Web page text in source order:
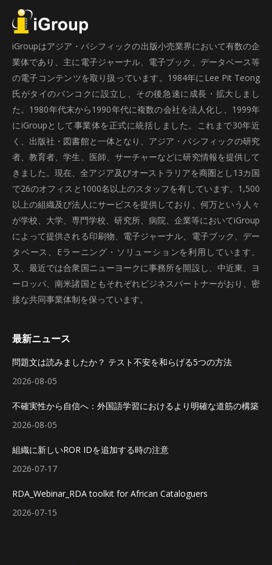
iGroupはアジア・パシフィックの出版小売業界において有数の企
業体であり、主に電子ジャーナル、電子ブック、データベース等
の電子コンテンツを取り扱っています。1984年にLee Pit Teong
氏がタイのバンコクに設立し、その後急速に成長・拡大しまし
た。1980年代末から1990年代に複数の会社を法人化し、1999年
にiGroupとして事業体を正式に統括しました。これまで30年近
く、出版社・図書館と一体となり、アジア・パシフィックの研究
者、教育者、学生、医師、サーチャーなどに研究情報を提供して
きました。現在、全アジア及びオーストラリアを商圏とし13カ国
で26のオフィスと1000名以上のスタッフを有しています。1,500
以上の組織及び法人にサービスを提供しており、何万という人々
が学校、大学、専門学校、研究所、病院、企業等においてiGroup
によって提供される印刷物、電子ジャーナル、電子ブック、デー
タベース、Eラーニング・ソリューションを利用しています。
又、最近では合衆国ニューヨークに事務所を開設し、中近東、ヨ
ーロッパ、南米諸国ともそれぞれビジネスパートナーがおり、密
接な共同事業体制を保っています。
最新ニュース
問題文は読みましたか？ テスト不安を和らげる5つの方法
2026-08-05
不確実性から自信へ：外国語学習におけるより明確な道筋の構築
2026-08-05
組織に新しいROR IDを追加する時の注意
2026-07-17
RDA_Webinar_RDA toolkit for African Cataloguers
2026-07-15